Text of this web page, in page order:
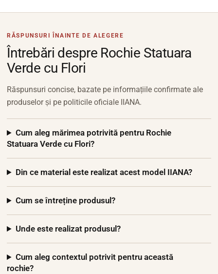
RĂSPUNSURI ÎNAINTE DE ALEGERE
Întrebări despre Rochie Statuara
Verde cu Flori
Răspunsuri concise, bazate pe informațiile confirmate ale
produselor și pe politicile oficiale IIANA.
Cum aleg mărimea potrivită pentru Rochie
Statuara Verde cu Flori?
Din ce material este realizat acest model IIANA?
Cum se întreține produsul?
Unde este realizat produsul?
Cum aleg contextul potrivit pentru această
rochie?